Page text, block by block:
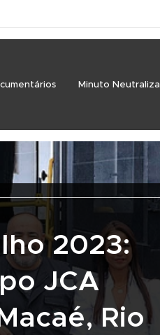
Minuto Neutraliza
2023:
JCA
Rio